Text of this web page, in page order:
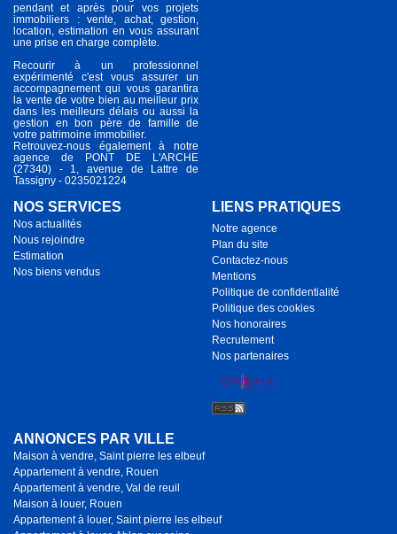
pendant et après pour vos projets
immobiliers : vente, achat, gestion,
location, estimation en vous assurant
une prise en charge complète.
Recourir à un professionnel
expérimenté c'est vous assurer un
accompagnement qui vous garantira
la vente de votre bien au meilleur prix
dans les meilleurs délais ou aussi la
gestion en bon père de famille de
votre patrimoine immobilier.
Retrouvez-nous également à notre
agence de PONT DE L'ARCHE
(27340) - 1, avenue de Lattre de
Tassigny - 0235021224
NOS SERVICES
Nos actualités
Nous rejoindre
Estimation
Nos biens vendus
LIENS PRATIQUES
Notre agence
Plan du site
Contactez-nous
Mentions
Politique de confidentialité
Politique des cookies
Nos honoraires
Recrutement
Nos partenaires
ANNONCES PAR VILLE
Maison à vendre, Saint pierre les elbeuf
Appartement à vendre, Rouen
Appartement à vendre, Val de reuil
Maison à louer, Rouen
Appartement à louer, Saint pierre les elbeuf